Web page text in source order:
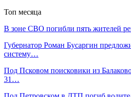
Топ месяца
В зоне СВО погибли пять жителей
Губернатор Роман Бусаргин
систему…
Под Псковом поисковики из
31…